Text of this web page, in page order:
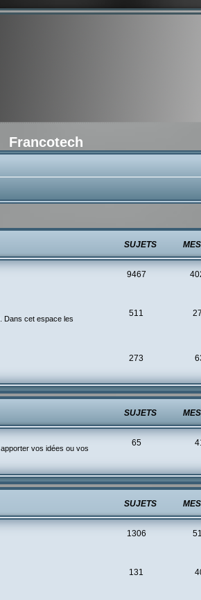
Francotech
SUJETS
9467
Dans cet espace les
511
273
SUJETS
vos idées ou vos
65
SUJETS
1306
131